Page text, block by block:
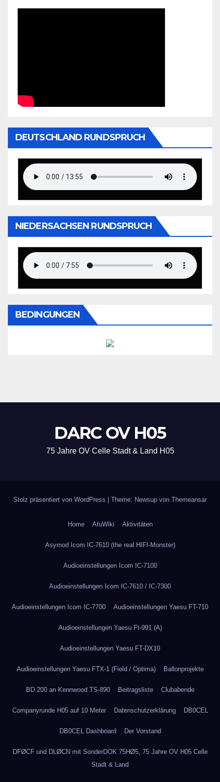
DEUTSCHLAND RUNDSPRUCH
NIEDERSACHSEN RUNDSPRUCH
BEDINGUNGEN
DARC OV H05
75 Jahre OV Celle Stadt & Land H05
Stolz präsentiert von WordPress Theme: Newsup von Themeansar
Home AfuWiki Aktivitäten
Asymod Icom IC-7610 (the real HIFI-Monster)
Audioeinstellungen Icom IC-7100
Audioeinstellungen Icom IC-7610 / IC-7300
Audioeinstellungen Icom IC-7700 Audioeinstellungen Yaesu FT-710
Audioeinstellungen Yaesu Ft-991 (A)
Audioeinstellungen Yaesu FT-DX10
Audioeinstellungen Yaesu FTX-1 (Field / Optima) Ballonprojekte
BD 200 an Kennwood TS-890 Beitragsliste Clubabende
Companyrunde H05 auf 10 Meter Datenschutzerklärung DB0CEL
DB0CEL Dashboard Der Vorstand
DFØCF und DLØCN mit SonderDOK 75HØ5, 75 Jahre OV H05 Celle
Stadt & Land